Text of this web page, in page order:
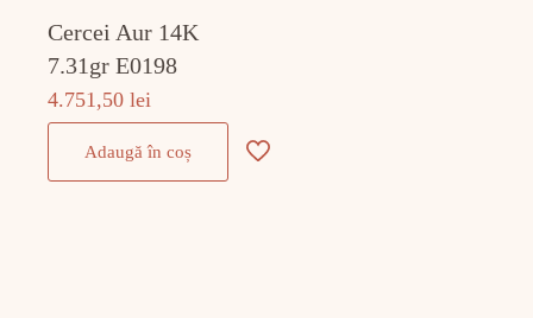
Cercei Aur 14K
7.31gr E0198
4.751,50lei
Adaugă în coș